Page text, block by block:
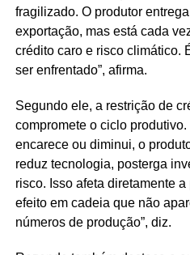
fragilizado. O produtor
exportação, mas está cada
crédito caro e risco climático.
ser enfrentado”, afirma.
Segundo ele, a restrição de
compromete o ciclo produtivo.
encarece ou diminui, o
reduz tecnologia, posterga
risco. Isso afeta diretamente
efeito em cadeia que não
números de produção”, diz.